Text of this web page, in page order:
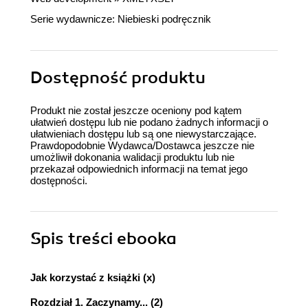
Serie wydawnicze: Niebieski podręcznik
Dostępność produktu
Produkt nie został jeszcze oceniony pod kątem
ułatwień dostępu lub nie podano żadnych informacji o
ułatwieniach dostępu lub są one niewystarczające.
Prawdopodobnie Wydawca/Dostawca jeszcze nie
umożliwił dokonania walidacji produktu lub nie
przekazał odpowiednich informacji na temat jego
dostępności.
Spis treści ebooka
Jak korzystać z książki (x)
Rozdział 1. Zaczynamy... (2)